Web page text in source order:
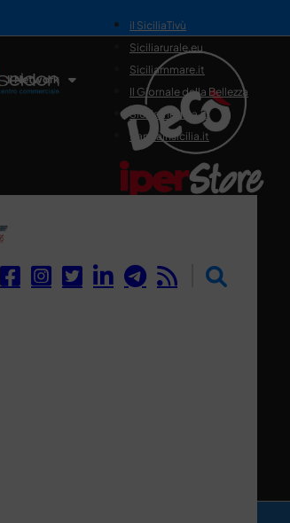
Il Network
il SiciliaTivù
Siciliarurale.eu
Siciliammare.it
Il Giornale della Bellezza
Siciliamedica.it
Sanitainsicilia.it